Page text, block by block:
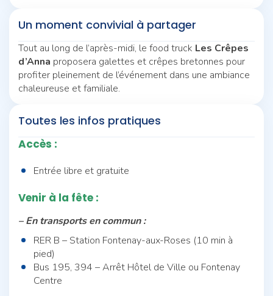
Un moment convivial à partager
Tout au long de l’après-midi, le food truck Les Crêpes
d’Anna proposera galettes et crêpes bretonnes pour
profiter pleinement de l’événement dans une ambiance
chaleureuse et familiale.
Toutes les infos pratiques
Accès :
Entrée libre et gratuite
Venir à la fête :
– En transports en commun :
RER B – Station Fontenay-aux-Roses (10 min à
pied)
Bus 195, 394 – Arrêt Hôtel de Ville ou Fontenay
Centre